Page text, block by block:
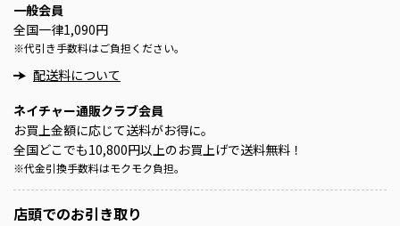
一般会員
全国一律1,090円
※代引き手数料はご負担ください。
配送料について
ネイチャー通販クラブ会員
お買上金額に応じて送料がお得に。
全国どこでも10,800円以上のお買上げで送料無料！
※代金引換手数料はモクモク負担。
店頭でのお引き取り